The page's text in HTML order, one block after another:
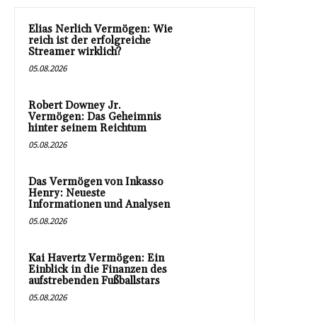
Elias Nerlich Vermögen: Wie
reich ist der erfolgreiche
Streamer wirklich?
05.08.2026
Robert Downey Jr.
Vermögen: Das Geheimnis
hinter seinem Reichtum
05.08.2026
Das Vermögen von Inkasso
Henry: Neueste
Informationen und Analysen
05.08.2026
Kai Havertz Vermögen: Ein
Einblick in die Finanzen des
aufstrebenden Fußballstars
05.08.2026